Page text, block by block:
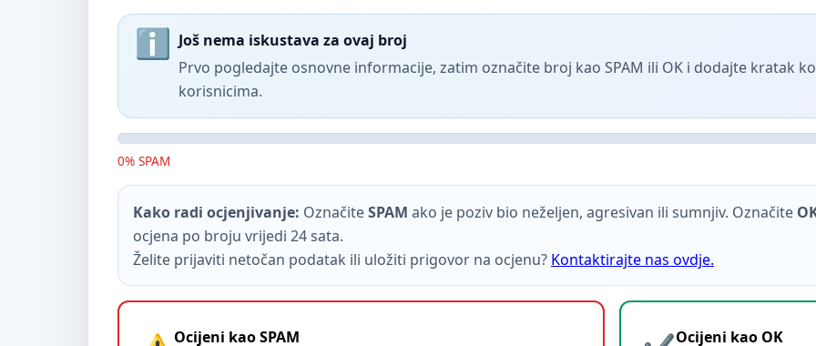
Još nema iskustava za ovaj broj
Prvo pogledajte osnovne informacije, zatim označite broj kao SPAM ili OK i dodajte kratak
korisnicima.
0% SPAM
Kako radi ocjenjivanje: OznačiteSPAM ako je poziv bio neželjen, agresivan ili sumnjiv. Označite
ocjena po broju vrijedi 24 sata.
Želite prijaviti netočan podatak ili uložiti prigovor na ocjenu? Kontaktirajte nas ovdje.
Ocijeni kao SPAM Ocijeni kao OK